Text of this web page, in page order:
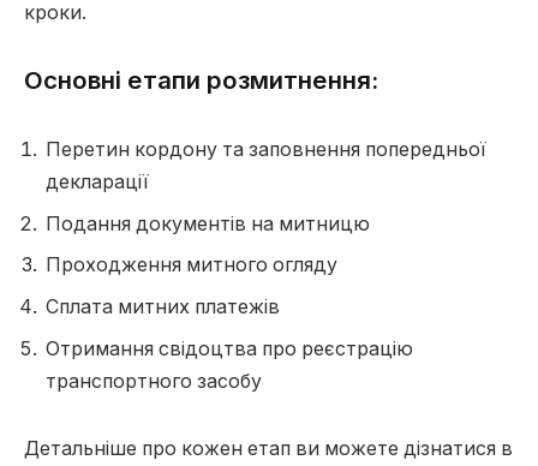
кроки.
Основні етапи розмитнення:
Перетин кордону та заповнення попередньої
декларації
Подання документів на митницю
Проходження митного огляду
Сплата митних платежів
Отримання свідоцтва про реєстрацію
транспортного засобу
Детальніше про кожен етап ви можете дізнатися в